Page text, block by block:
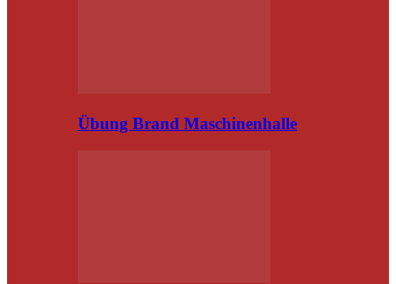
Übung Brand Maschinenhalle